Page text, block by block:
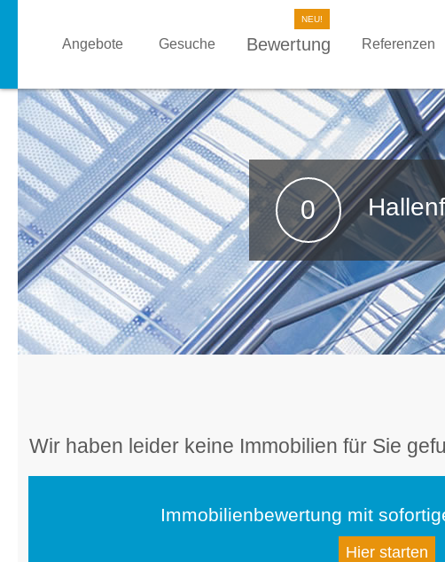
Angebote Gesuche Bewertung Referenzen
0
Wir haben leider keine Immobilien für Sie
Immobilienbewertung mit
Hier starten